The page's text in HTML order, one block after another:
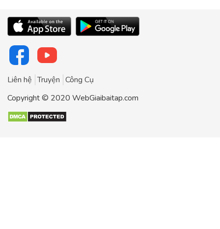
Liên hệ Truyện Công Cụ
Copyright © 2020 WebGiaibaitap.com